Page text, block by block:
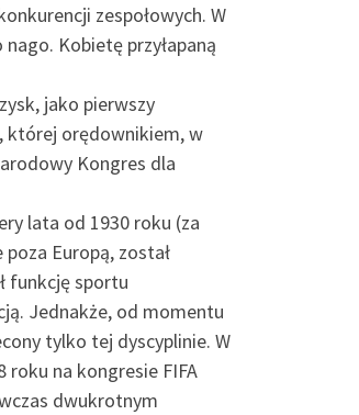
zespołowych. W
Kobietę przyłapaną
jako pierwszy
której orędownikiem, w
Kongres dla
lata od 1930 roku (za
Europą, został
funkcję sportu
Jednakże, od momentu
tylko tej dyscyplinie. W
roku na kongresie FIFA
dwukrotnym